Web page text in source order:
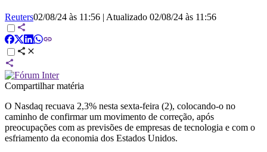
Reuters02/08/24 às 11:56 | Atualizado 02/08/24 às 11:56
Compartilhar matéria
O Nasdaq recuava 2,3% nesta sexta-feira (2), colocando-o no
caminho de confirmar um movimento de correção, após
preocupações com as previsões de empresas de tecnologia e com o
esfriamento da economia dos Estados Unidos.